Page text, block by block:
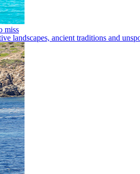
miss
landscapes, ancient traditions and